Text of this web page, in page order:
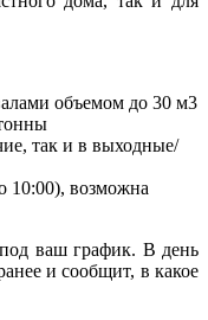
объемом до 30 м3
так и в выходные/
10:00), возможна
под ваш график. В день
и сообщит, в какое